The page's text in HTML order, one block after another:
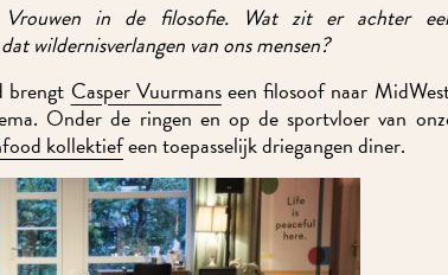
in de filosofie. Wat zit er achter een
wildernisverlangen van ons mensen?
brengtCasper Vuurmanseen filosoof naar MidWest.
Onder de ringen en op de sportvloer van onze
kollektiefeen toepasselijk driegangen diner.